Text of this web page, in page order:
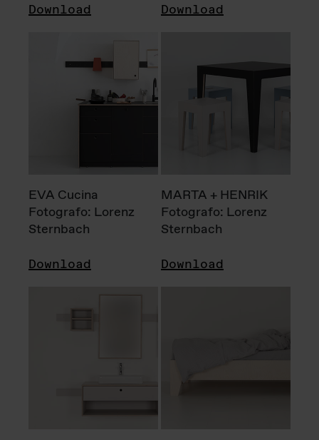
Download Download
EVA Cucina
Fotografo: Lorenz
Sternbach
Download
MARTA + HENRIK
Fotografo: Lorenz
Sternbach
Download